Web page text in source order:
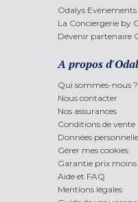
Odalys
La Conciergerie by
Devenir partenaire
A propos
Qui sommes-nous ?
Nous contacter
Nos assurances
Conditions de vente
Données
Gérer mes cookies
Garantie prix moins
Aide et FAQ
Mentions légales